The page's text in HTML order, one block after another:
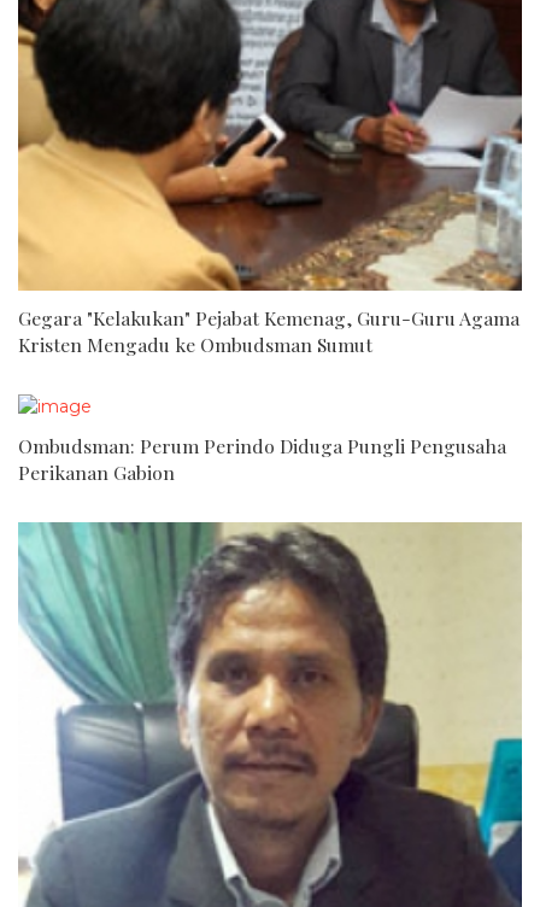
Gegara "Kelakukan" Pejabat Kemenag, Guru-Guru Agama
Kristen Mengadu ke Ombudsman Sumut
Ombudsman: Perum Perindo Diduga Pungli Pengusaha
Perikanan Gabion